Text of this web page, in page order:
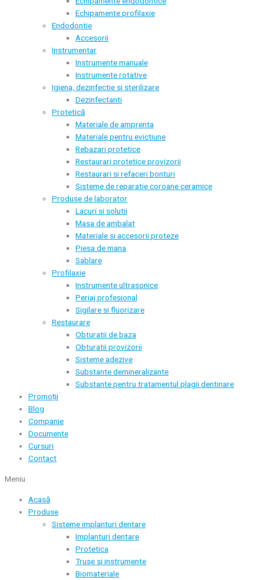
Echipamente profilaxie
Endodontie
Accesorii
Instrumentar
Instrumente manuale
Instrumente rotative
Igiena, dezinfectie si sterilizare
Dezinfectanti
Protetică
Materiale de amprenta
Materiale pentru evictiune
Rebazari protetice
Restaurari protetice provizorii
Restaurari si refaceri bonturi
Sisteme de reparatie coroane ceramice
Produse de laborator
Lacuri si solutii
Masa de ambalat
Materiale si accesorii proteze
Piesa de mana
Sablare
Profilaxie
Instrumente ultrasonice
Periaj profesional
Sigilare si fluorizare
Restaurare
Obturatii de baza
Obturatii provizorii
Sisteme adezive
Substante demineralizante
Substante pentru tratamentul plagii dentinare
Promoții
Blog
Companie
Documente
Cursuri
Contact
Meniu
Acasă
Produse
Sisteme implanturi dentare
Implanturi dentare
Protetica
Truse si instrumente
Biomateriale